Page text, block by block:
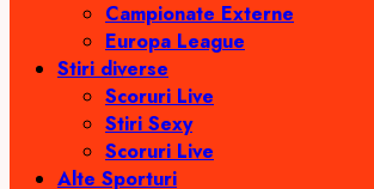
Campionate Externe
Europa League
Stiri diverse
Scoruri Live
Stiri Sexy
Scoruri Live
Alte Sporturi